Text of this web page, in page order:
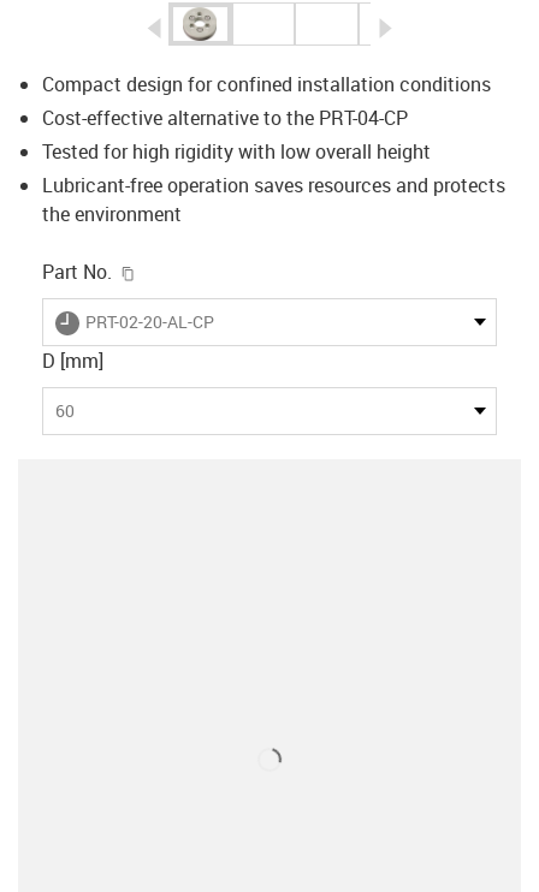
igus-icon-arrow-left
Compact design for confined installation conditions
Cost-effective alternative to the PRT-04-CP
Tested for high rigidity with low overall height
Lubricant-free operation saves resources and protects
the environment
Part No.
igus-icon-lieferzeit
PRT-02-20-AL-CP
D [mm]
60